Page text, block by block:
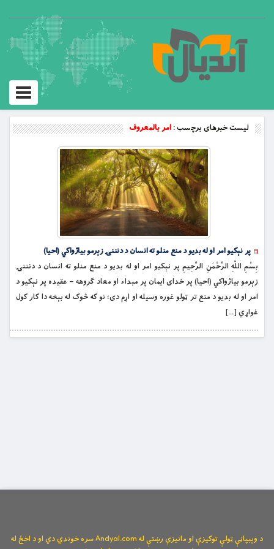
Toggle
لیست خبرهای برچسب :امر بالمعروف
پر نېکيو امر او له بديو د منع منلو ته انسان د دنننۍ زېرمو بياژواکي (احیا)
بِسْمِ اللَّهِ الرَّحْمَنِ الرَّحِيمِ پر نېکيو امر او له بديو د منع منلو ته انسان د دنننۍ
زېرمو بياژواکي (احیا) پر خداى ايمان پر مبداء او معاد ګروهه – عقیده پر نېکيو د
امر او له بديو د منع تر ټولو غوره وسيله او اړم دى؛ نو که څوک له بېخه دا کار کول
غواړي […]
د وېبپاڼې ټولې توکیزې او مانیزې رښتې له Andyal.com سره خوندي دي او د اخځ له